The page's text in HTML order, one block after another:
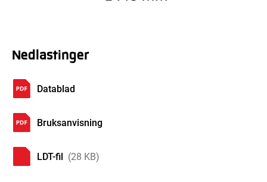
Nedlastinger
Datablad
Bruksanvisning
LDT-fil (28 KB)